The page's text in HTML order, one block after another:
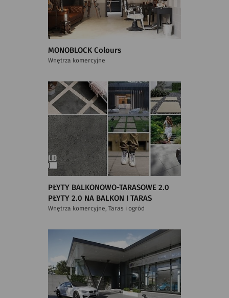
MONOBLOCK Colours
Wnętrza komercyjne
PŁYTY BALKONOWO-TARASOWE 2.0
PŁYTY 2.0 NA BALKON I TARAS
Wnętrza komercyjne, Taras i ogród